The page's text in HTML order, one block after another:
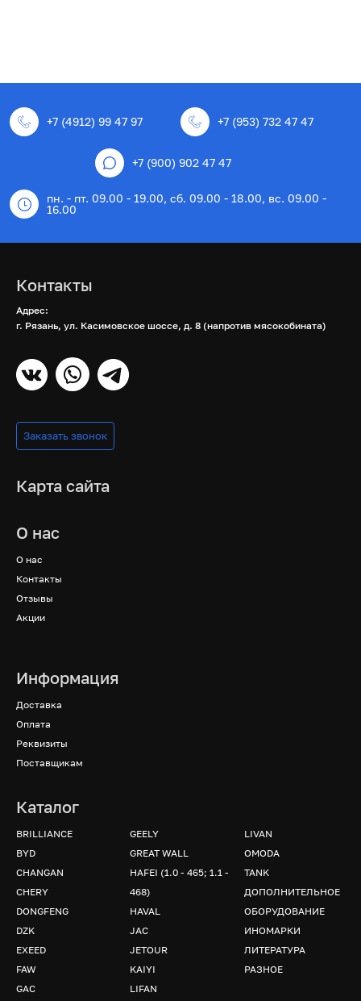
+7 (4912) 99 47 97 +7 (953) 732 47 47
+7 (900) 902 47 47
пн. - пт. 09.00 - 19.00, сб. 09.00 - 18.00, вс. 09.00 -
16.00
Контакты
Адрес:
г. Рязань, ул. Касимовское шоссе, д. 8 (напротив мясокобината)
Заказать звонок
Карта сайта
О нас
О нас
Контакты
Отзывы
Акции
Информация
Доставка
Оплата
Реквизиты
Поставщикам
Каталог
BRILLIANCE
BYD
CHANGAN
CHERY
DONGFENG
DZK
EXEED
FAW
GAC
GEELY
GREAT WALL
HAFEI (1.0 - 465; 1.1 -
468)
HAVAL
JAC
JETOUR
KAIYI
LIFAN
LIVAN
OMODA
TANK
ДОПОЛНИТЕЛЬНОЕ
ОБОРУДОВАНИЕ
ИНОМАРКИ
ЛИТЕРАТУРА
РАЗНОЕ